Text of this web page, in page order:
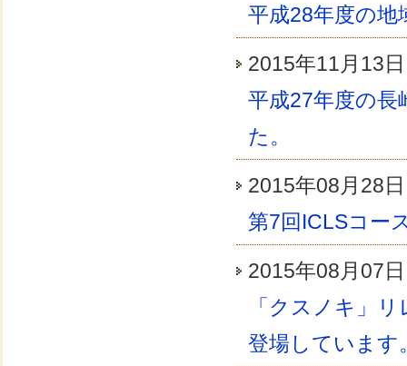
平成28年度の
2015年11月13
平成27年度の長
た。
2015年08月28
第7回ICLSコー
2015年08月07
「クスノキ」
登場しています